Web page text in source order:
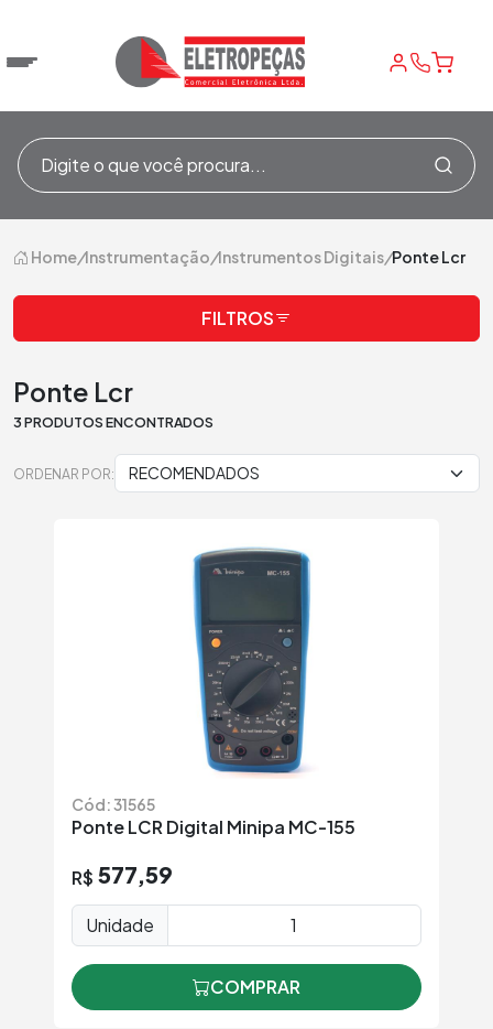
Home/Instrumentação/Instrumentos Digitais/Ponte Lcr
FILTROS
Ponte Lcr
3 PRODUTOS ENCONTRADOS
ORDENAR POR:
Cód: 31565
Ponte LCR Digital Minipa MC-155
R$ 577,59
Unidade
COMPRAR